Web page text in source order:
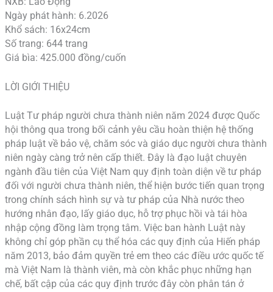
Ngày phát hành: 6.2026
Khổ sách: 16x24cm
Số trang: 644 trang
Giá bìa: 425.000 đồng/cuốn
LỜI GIỚI THIỆU
Luật Tư pháp người chưa thành niên năm 2024 được Quốc
hội thông qua trong bối cảnh yêu cầu hoàn thiện hệ thống
pháp luật về bảo vệ, chăm sóc và giáo dục người chưa thành
niên ngày càng trở nên cấp thiết. Đây là đạo luật chuyên
ngành đầu tiên của Việt Nam quy định toàn diện về tư pháp
đối với người chưa thành niên, thể hiện bước tiến quan trọng
trong chính sách hình sự và tư pháp của Nhà nước theo
hướng nhân đạo, lấy giáo dục, hỗ trợ phục hồi và tái hòa
nhập cộng đồng làm trọng tâm. Việc ban hành Luật này
không chỉ góp phần cụ thể hóa các quy định của Hiến pháp
năm 2013, bảo đảm quyền trẻ em theo các điều ước quốc tế
mà Việt Nam là thành viên, mà còn khắc phục những hạn
chế, bất cập của các quy định trước đây còn phân tán ở